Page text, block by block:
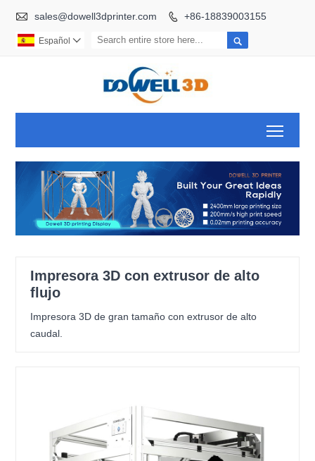
 sales@dowell3dprinter.com  +86-18839003155

Español 
Impresora 3D con extrusor de alto
flujo
Impresora 3D de gran tamaño con extrusor de alto
caudal.